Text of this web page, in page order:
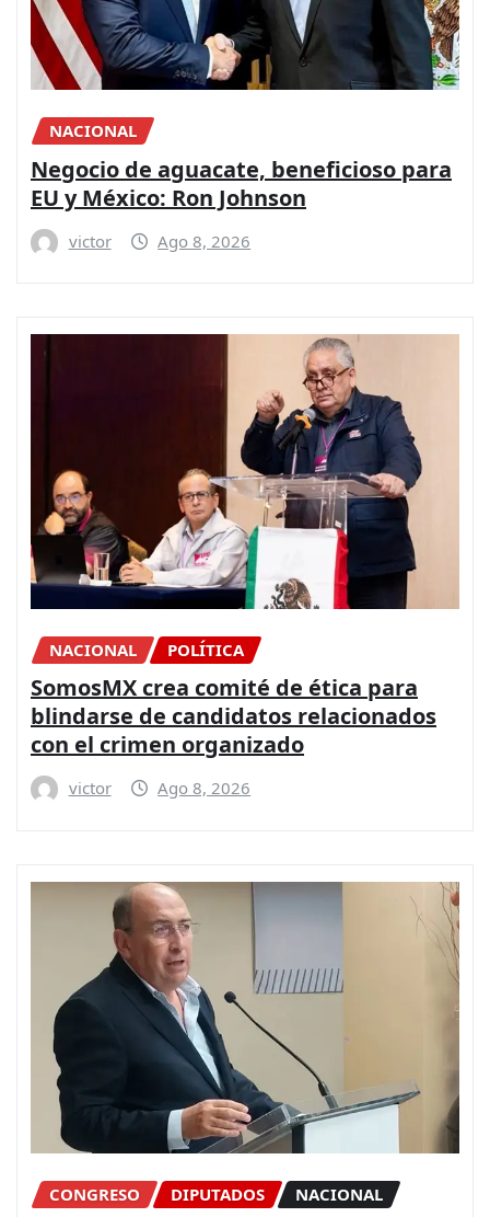
NACIONAL
Negocio de aguacate, beneficioso para
EU y México: Ron Johnson
victor Ago 8, 2026
NACIONAL POLÍTICA
SomosMX crea comité de ética para
blindarse de candidatos relacionados
con el crimen organizado
victor Ago 8, 2026
CONGRESO DIPUTADOS NACIONAL